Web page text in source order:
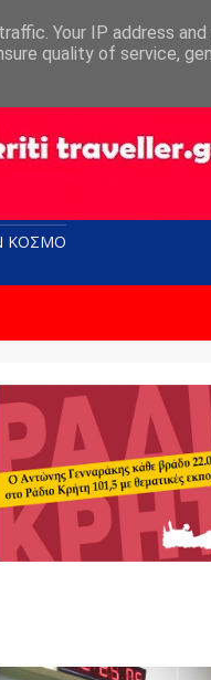
KOΣΜΟ
Your IP address
quality of service,